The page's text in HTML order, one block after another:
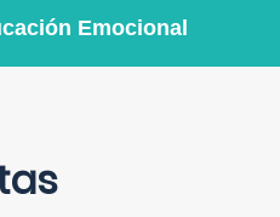
Emocional